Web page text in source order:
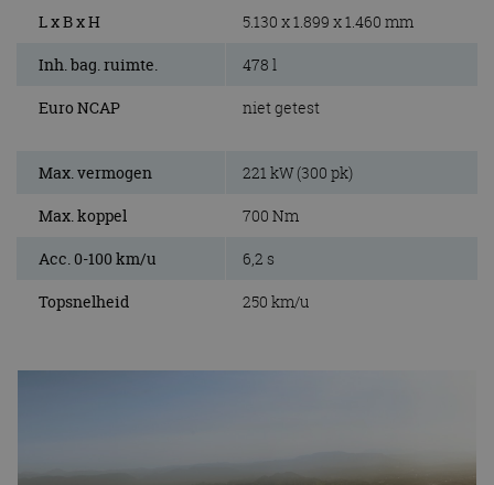
L x B x H 5.130 x 1.899 x 1.460 mm
Inh. bag. ruimte. 478 l
Euro NCAP niet getest
Max. vermogen 221 kW (300 pk)
Max. koppel 700 Nm
Acc. 0-100 km/u 6,2 s
Topsnelheid 250 km/u